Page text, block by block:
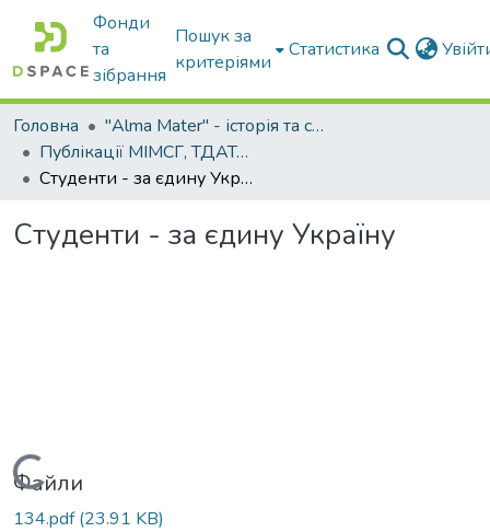
Фонди
та
зібрання
Пошук за
критеріями
Статистика
Головна
"Alma Mater" - історія та сьогодення Університету
Публікації МІМСГ, ТДАТА, ТДАТУ
Студенти - за єдину Україну
Студенти - за єдину Україну
Вантажиться...
Файли
134.pdf(23.91 KB)